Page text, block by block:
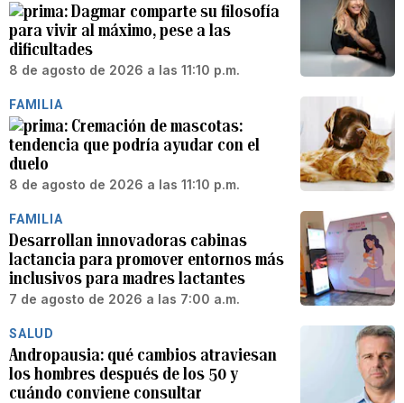
Dagmar comparte su filosofía
para vivir al máximo, pese a las
dificultades
8 de agosto de 2026 a las 11:10 p.m.
FAMILIA
Cremación de mascotas:
tendencia que podría ayudar con el
duelo
8 de agosto de 2026 a las 11:10 p.m.
FAMILIA
Desarrollan innovadoras cabinas
lactancia para promover entornos más
inclusivos para madres lactantes
7 de agosto de 2026 a las 7:00 a.m.
SALUD
Andropausia: qué cambios atraviesan
los hombres después de los 50 y
cuándo conviene consultar